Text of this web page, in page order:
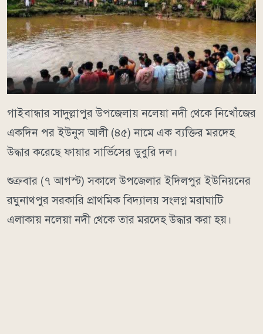
গাইবান্ধার সাদুল্লাপুর উপজেলায় নলেয়া নদী থেকে নিখোঁজের
একদিন পর ইউনুস আলী (৪৫) নামে এক ব্যক্তির মরদেহ
উদ্ধার করেছে ফায়ার সার্ভিসের ডুবুরি দল।
শুক্রবার (৭ আগস্ট) সকালে উপজেলার ইদিলপুর ইউনিয়নের
রঘুনাথপুর সরকারি প্রাথমিক বিদ্যালয় সংলগ্ন মরাঘাটি
এলাকায় নলেয়া নদী থেকে তার মরদেহ উদ্ধার করা হয়।